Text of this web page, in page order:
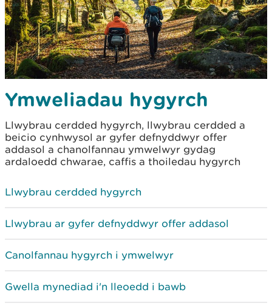
Ymweliadau hygyrch
Llwybrau cerdded hygyrch, llwybrau cerdded a
beicio cynhwysol ar gyfer defnyddwyr offer
addasol a chanolfannau ymwelwyr gydag
ardaloedd chwarae, caffis a thoiledau hygyrch
Llwybrau cerdded hygyrch
Llwybrau ar gyfer defnyddwyr offer addasol
Canolfannau hygyrch i ymwelwyr
Gwella mynediad i'n lleoedd i bawb